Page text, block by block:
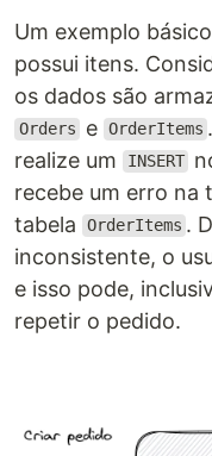
Um exemplo
possui itens.
os dados são
Orders e OrderItems
realize um
INSERT
recebe um erro na
tabela
OrderItems .
inconsistente, o
e isso pode,
repetir o pedido.